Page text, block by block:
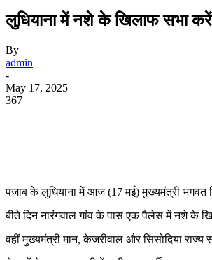
लुधियाना में नशे के खिलाफ सभा
By
admin
-
May 17, 2025
367
पंजाब के लुधियाना में आज (17 मई) मुख्यमंत्री भगवंत
बीते दिन नारंगवाल गांव के पास एक पैलेस में नशे के
वहीं मुख्यमंत्री मान, केजरीवाल और सिसोदिया